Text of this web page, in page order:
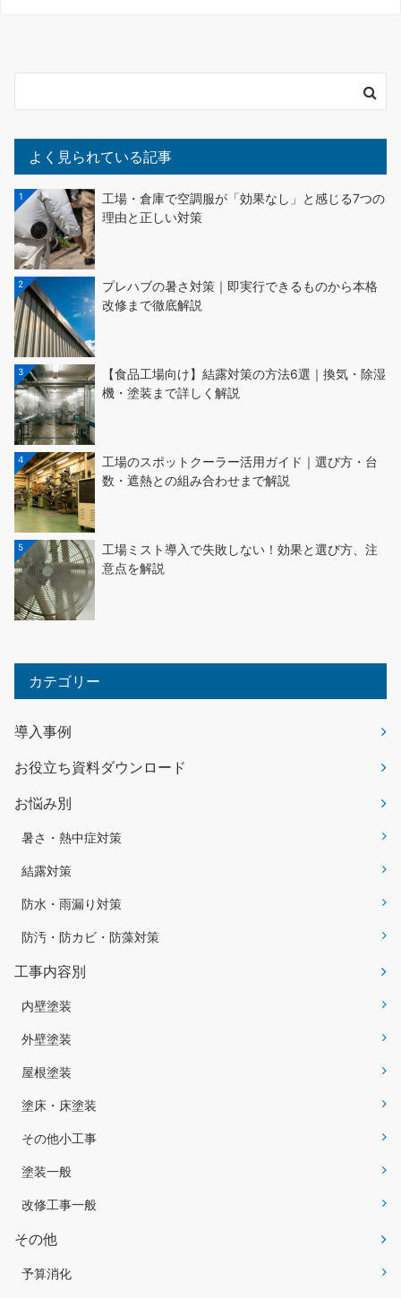
よく見られている記事
1
工場・倉庫で空調服が「効果なし」と感じる7つの
理由と正しい対策
2
プレハブの暑さ対策｜即実行できるものから本格
改修まで徹底解説
3
【食品工場向け】結露対策の方法6選｜換気・除湿
機・塗装まで詳しく解説
4
工場のスポットクーラー活用ガイド｜選び方・台
数・遮熱との組み合わせまで解説
5
工場ミスト導入で失敗しない！効果と選び方、注
意点を解説
カテゴリー
導入事例
お役立ち資料ダウンロード
お悩み別
暑さ・熱中症対策
結露対策
防水・雨漏り対策
防汚・防カビ・防藻対策
工事内容別
内壁塗装
外壁塗装
屋根塗装
塗床・床塗装
その他小工事
塗装一般
改修工事一般
その他
予算消化